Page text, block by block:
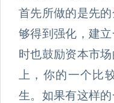
首先所做的是先
够得到强化，建
时也鼓励资本市
上，你的一个比
生。如果有这样